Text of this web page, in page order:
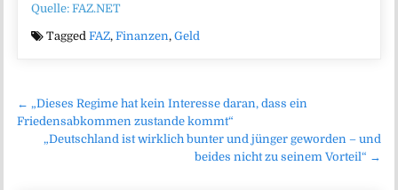
Quelle: FAZ.NET
TaggedFAZ,Finanzen,Geld
Beitragsnavigation
← „Dieses Regime hat kein Interesse daran, dass ein
Friedensabkommen zustande kommt“
„Deutschland ist wirklich bunter und jünger geworden – und
beides nicht zu seinem Vorteil“ →